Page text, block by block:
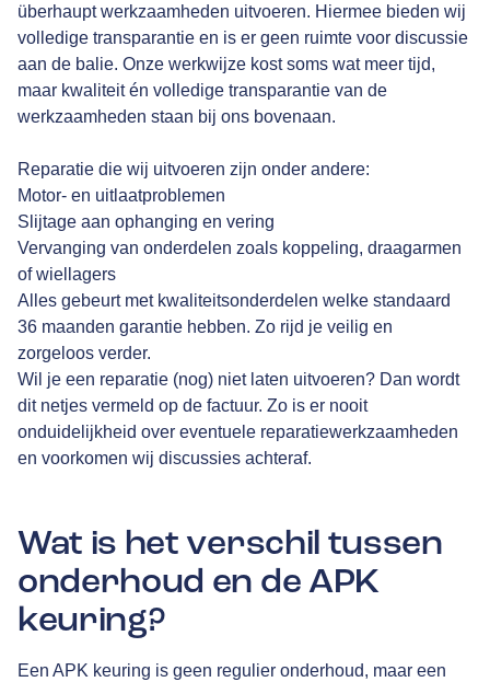
überhaupt werkzaamheden uitvoeren. Hiermee bieden wij
volledige transparantie en is er geen ruimte voor discussie
aan de balie. Onze werkwijze kost soms wat meer tijd,
maar kwaliteit én volledige transparantie van de
werkzaamheden staan bij ons bovenaan.
Reparatie die wij uitvoeren zijn onder andere:
Motor- en uitlaatproblemen
Slijtage aan ophanging en vering
Vervanging van onderdelen zoals koppeling, draagarmen
of wiellagers
Alles gebeurt met kwaliteitsonderdelen welke standaard
36 maanden garantie hebben. Zo rijd je veilig en
zorgeloos verder.
Wil je een reparatie (nog) niet laten uitvoeren? Dan wordt
dit netjes vermeld op de factuur. Zo is er nooit
onduidelijkheid over eventuele reparatiewerkzaamheden
en voorkomen wij discussies achteraf.
Wat is het verschil tussen
onderhoud en de APK
keuring?
Een APK keuring is geen regulier onderhoud, maar een